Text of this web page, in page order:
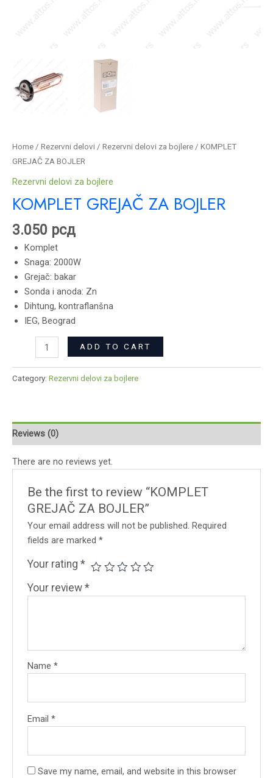
Home / Rezervni delovi / Rezervni delovi za bojlere / KOMPLET
GREJAČ ZA BOJLER
Rezervni delovi za bojlere
KOMPLET GREJAČ ZA BOJLER
3.050 рсд
Komplet
Snaga: 2000W
Grejač: bakar
Sonda i anoda: Zn
Dihtung, kontraflanšna
IEG, Beograd
ADD TO CART
Category: Rezervni delovi za bojlere
Reviews (0)
There are no reviews yet.
Be the first to review “KOMPLET
GREJAČ ZA BOJLER”
Your email address will not be published. Required
fields are marked*
Your rating*
Your review*
Name*
Email*
Save my name, email, and website in this browser